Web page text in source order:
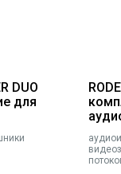
DUO
для